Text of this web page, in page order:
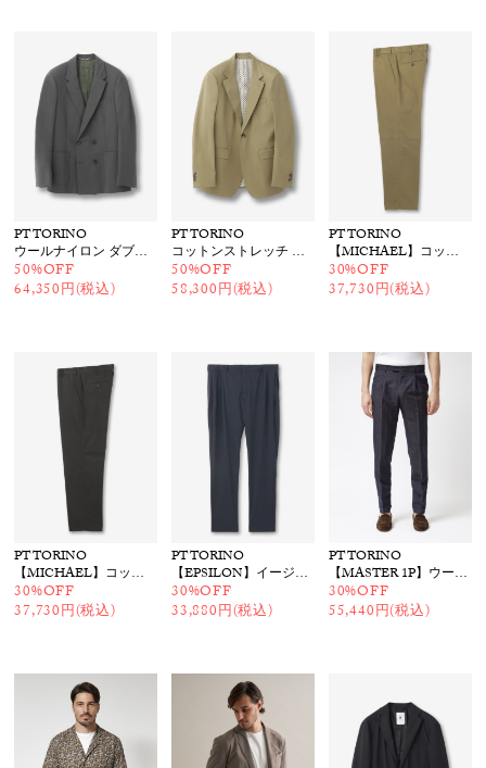
PT TORINO
ウールナイロン ダブルジャケット
50%OFF
64,350円(税込)
PT TORINO
コットンストレッチ ジャケット
50%OFF
58,300円(税込)
PT TORINO
【MICHAEL】コットンリネンパンツ
30%OFF
37,730円(税込)
PT TORINO
【MICHAEL】コットンリネンパンツ
30%OFF
37,730円(税込)
PT TORINO
【EPSILON】イージーパンツ
30%OFF
33,880円(税込)
PT TORINO
【MASTER 1P】ウールリネンチェックパンツ
30%OFF
55,440円(税込)